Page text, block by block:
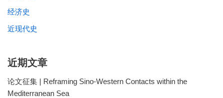
经济史
近现代史
近期文章
论文征集 | Reframing Sino-Western Contacts within the
Mediterranean Sea